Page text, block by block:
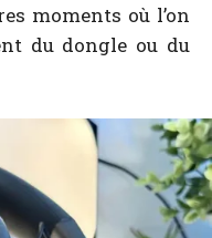
moments où l’on
du dongle ou du